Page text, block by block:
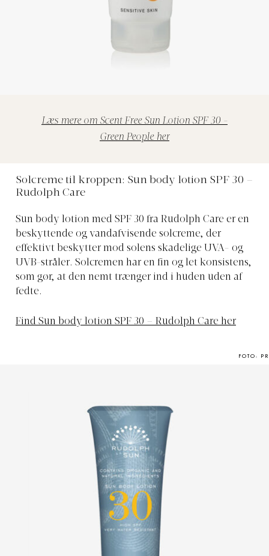
Læs mere om Scent Free Sun Lotion SPF 30 -
Green People her
Solcreme til kroppen: Sun body lotion SPF 30 –
Rudolph Care
Sun body lotion med SPF 30 fra Rudolph Care er en
beskyttende og vandafvisende solcreme, der
effektivt beskytter mod solens skadelige UVA- og
UVB-stråler. Solcremen har en fin og let konsistens,
som gør, at den nemt trænger ind i huden uden af
fedte.
Find Sun body lotion SPF 30 – Rudolph Care her
FOTO: PR